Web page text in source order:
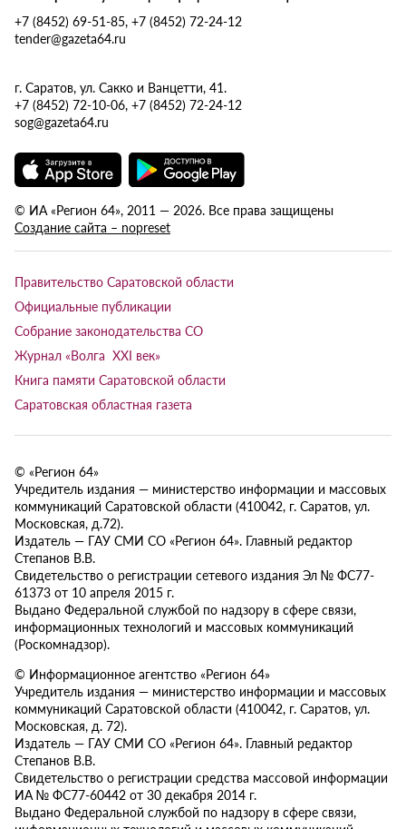
+7 (8452) 69-51-85, +7 (8452) 72-24-12
tender@gazeta64.ru
г. Саратов, ул. Сакко и Ванцетти, 41.
+7 (8452) 72-10-06, +7 (8452) 72-24-12
sog@gazeta64.ru
© ИА «Регион 64», 2011 — 2026. Все права защищены
Создание сайта – nopreset
Правительство Саратовской области
Официальные публикации
Собрание законодательства СО
Журнал «Волга XXI век»
Книга памяти Саратовской области
Саратовская областная газета
© «Регион 64»
Учредитель издания — министерство информации и массовых
коммуникаций Саратовской области (410042, г. Саратов, ул.
Московская, д.72).
Издатель — ГАУ СМИ СО «Регион 64». Главный редактор
Степанов В.В.
Свидетельство о регистрации сетевого издания Эл № ФС77-
61373 от 10 апреля 2015 г.
Выдано Федеральной службой по надзору в сфере связи,
информационных технологий и массовых коммуникаций
(Роскомнадзор).
© Информационное агентство «Регион 64»
Учредитель издания — министерство информации и массовых
коммуникаций Саратовской области (410042, г. Саратов, ул.
Московская, д. 72).
Издатель — ГАУ СМИ СО «Регион 64». Главный редактор
Степанов В.В.
Свидетельство о регистрации средства массовой информации
ИА № ФС77-60442 от 30 декабря 2014 г.
Выдано Федеральной службой по надзору в сфере связи,